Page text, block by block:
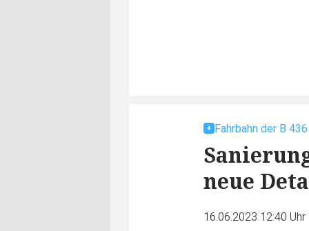
Fahrbahn der B
neue
16.06.2023 12:40 Uhr